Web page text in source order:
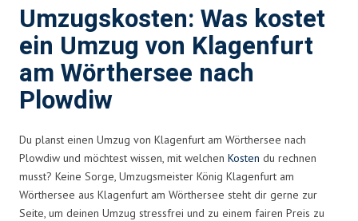
Umzugskosten: Was kostet
ein Umzug von Klagenfurt
am Wörthersee nach
Plowdiw
Du planst einen Umzug von Klagenfurt am Wörthersee nach
Plowdiw und möchtest wissen, mit welchen Kosten du rechnen
musst? Keine Sorge, Umzugsmeister König Klagenfurt am
Wörthersee aus Klagenfurt am Wörthersee steht dir gerne zur
Seite, um deinen Umzug stressfrei und zu einem fairen Preis zu